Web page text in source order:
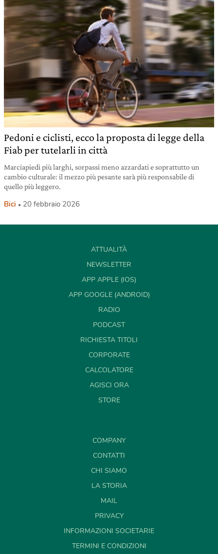
Pedoni e ciclisti, ecco la proposta di legge della
Fiab per tutelarli in città
Marciapiedi più larghi, sorpassi meno azzardati e soprattutto un
cambio culturale: il mezzo più pesante sarà più responsabile di
quello più leggero.
Bici 20 febbraio 2026
ATTUALITÀ
NEWSLETTER
APP APPLE (IOS)
APP GOOGLE (ANDROID)
RADIO
PODCAST
RICHIESTA TITOLI
CORPORATE
CALCOLATORE
AGISCI ORA
STORE
COMPANY
CONTATTI
CHI SIAMO
LA STORIA
MAIL
PRIVACY
INFORMAZIONI SOCIETARIE
TERMINI E CONDIZIONI